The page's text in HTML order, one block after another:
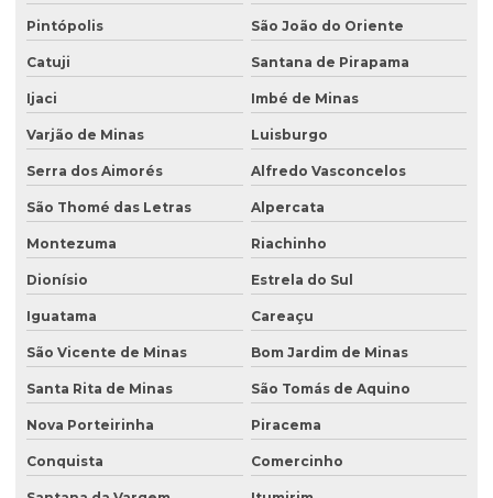
Pintópolis São João do Oriente
Catuji Santana de Pirapama
Ijaci Imbé de Minas
Varjão de Minas Luisburgo
Serra dos Aimorés Alfredo Vasconcelos
São Thomé das Letras Alpercata
Montezuma Riachinho
Dionísio Estrela do Sul
Iguatama Careaçu
São Vicente de Minas Bom Jardim de Minas
Santa Rita de Minas São Tomás de Aquino
Nova Porteirinha Piracema
Conquista Comercinho